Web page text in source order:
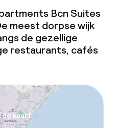
Bcn Suites
meest dorpse wijk
de gezellige
restaurants, cafés
de kaart